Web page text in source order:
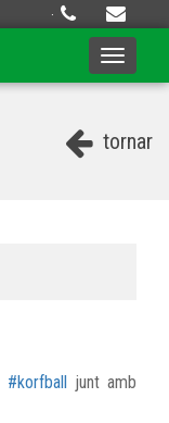
·
Toggle
tornar
#korfball junt amb